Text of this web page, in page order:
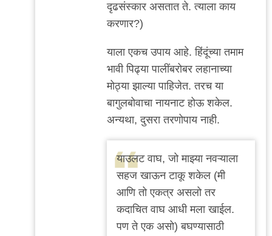
दृढसंस्कार असतात ते. त्याला काय
करणार?)
याला एकच उपाय आहे. हिंदूंच्या तमाम
भावी पिढ्या पालींबरोबर लहानाच्या
मोठ्या झाल्या पाहिजेत. तरच या
बागुलबोवाचा नायनाट होऊ शकेल.
अन्यथा, दुसरा तरणोपाय नाही.
याउलट वाघ, जो माझ्या नवऱ्याला
सहज खाऊन टाकू शकेल (मी
आणि तो एकत्र असलो तर
कदाचित वाघ आधी मला खाईल.
पण ते एक असो) बघण्यासाठी